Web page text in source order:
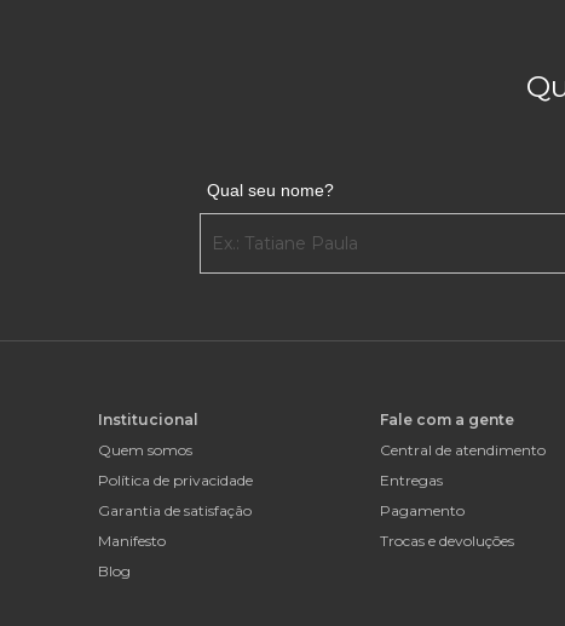
Qual seu nome?
Institucional
Quem somos
Política de privacidade
Garantia de satisfação
Manifesto
Blog
Fale com a gente
Central de atendimento
Entregas
Pagamento
Trocas e devoluções